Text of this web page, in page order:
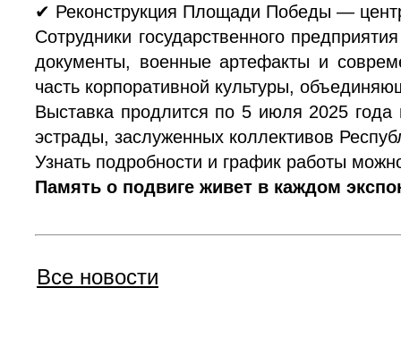
✔ Реконструкция Площади Победы —
Сотрудники государственного
документы, военные артефакты и
часть корпоративной культуры,
Выставка продлится по 5 июля 2025 года
эстрады, заслуженных коллективов
Узнать подробности и график работы
Память о подвиге живет в каждом
Все новости